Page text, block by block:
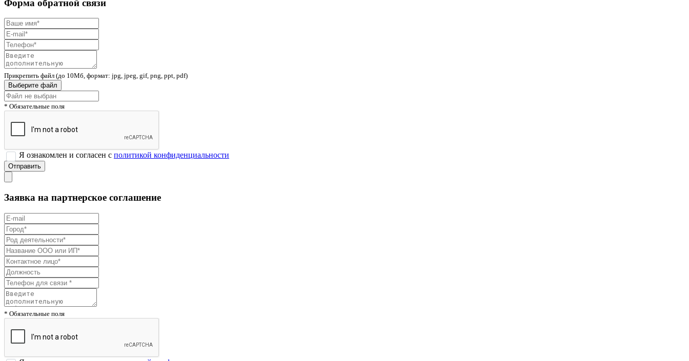
Форма обратной связи
Прикрепить файл (до 10Мб, формат: jpg, jpeg, gif, png, ppt, pdf)
Выберите файл
* Обязательные поля
Я ознакомлен и согласен с политикой конфиденциальности
Заявка на партнерское соглашение
* Обязательные поля